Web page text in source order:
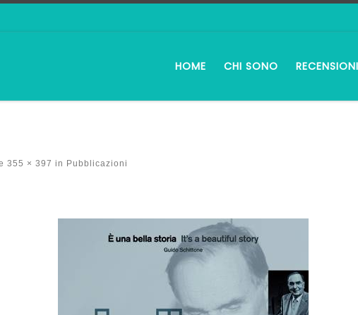
HOME CHI SONO RECENSIONI
355 × 397 in Pubblicazioni